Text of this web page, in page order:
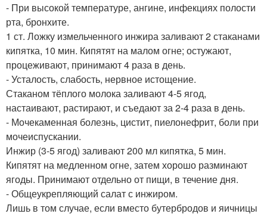
- При высокой температуре, ангине, инфекциях полости
рта, бронхите.
1 ст. Ложку измельченного инжира заливают 2 стаканами
кипятка, 10 мин. Кипятят на малом огне; остужают,
процеживают, принимают 4 раза в день.
- Усталость, слабость, нервное истощение.
Стаканом тёплого молока заливают 4-5 ягод,
настаивают, растирают, и съедают за 2-4 раза в день.
- Мочекаменная болезнь, цистит, пиелонефрит, боли при
мочеиспускании.
Инжир (3-5 ягод) заливают 200 мл кипятка, 5 мин.
Кипятят на медленном огне, затем хорошо разминают
ягоды. Принимают отдельно от пищи, в течение дня.
- Общеукрепляющий салат с инжиром.
Лишь в том случае, если вместо бутербродов и яичницы